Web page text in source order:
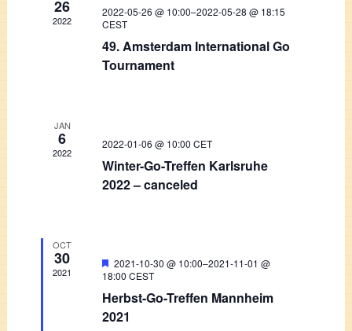
Navigation
26
2022
2022-05-26 @ 10:00–2022-05-28 @ 18:15
CEST
49. Amsterdam International Go
Tournament
JAN
6
2022
2022-01-06 @ 10:00 CET
Winter-Go-Treffen Karlsruhe
2022 – canceled
OCT
30
2021
Featured
2021-10-30 @ 10:00–2021-11-01 @
18:00 CEST
Herbst-Go-Treffen Mannheim
2021